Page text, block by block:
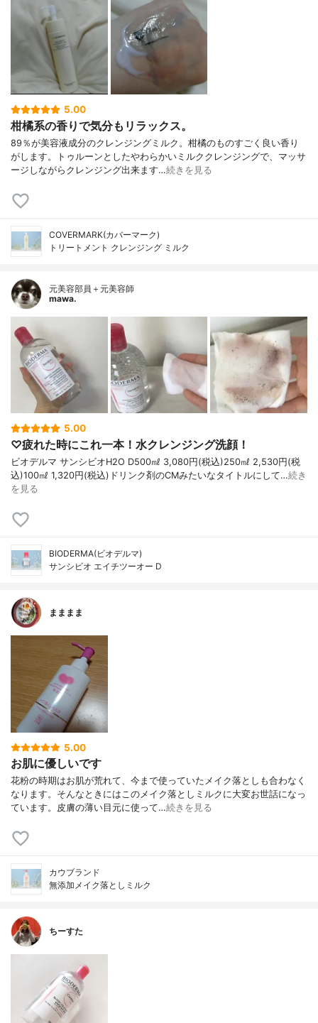
5.00
柑橘系の香りで気分もリラックス。
89％が美容液成分のクレンジングミルク。柑橘のものすごく良い香り
がします。トゥルーンとしたやわらかいミルククレンジングで、マッサ
ージしながらクレンジング出来ます…続きを見る
COVERMARK(カバーマーク)
トリートメント クレンジング ミルク
元美容部員＋元美容師
mawa.
5.00
♡疲れた時にこれ一本！水クレンジング洗顔！
ビオデルマ サンシビオH2O D500㎖ 3,080円(税込)250㎖ 2,530円(税
込)100㎖ 1,320円(税込)ドリンク剤のCMみたいなタイトルにして…続き
を見る
BIODERMA(ビオデルマ)
サンシビオ エイチツーオー D
まままま
5.00
お肌に優しいです
花粉の時期はお肌が荒れて、今まで使っていたメイク落としも合わなく
なります。そんなときにはこのメイク落としミルクに大変お世話になっ
ています。皮膚の薄い目元に使って…続きを見る
カウブランド
無添加メイク落としミルク
ちーすた